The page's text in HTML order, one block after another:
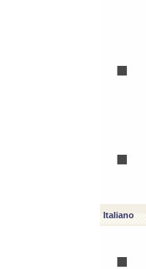
Italiano